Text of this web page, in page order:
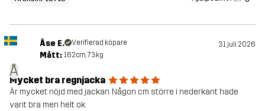
Å
Åse E. Verifierad köpare 31 juli 2026
Mått: 162cm, 73kg
Mycket bra regnjacka
Är mycket nöjd med jackan. Någon cm större i nederkant hade
varit bra men helt ok.